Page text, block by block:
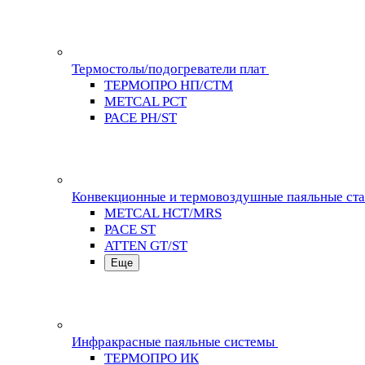
Термостолы/подогреватели плат
ТЕРМОПРО НП/СТМ
METCAL PCT
PACE PH/ST
Конвекционные и термовоздушные паяльные
METCAL HCT/MRS
PACE ST
ATTEN GT/ST
Еще
Инфракрасные паяльные системы
ТЕРМОПРО ИК